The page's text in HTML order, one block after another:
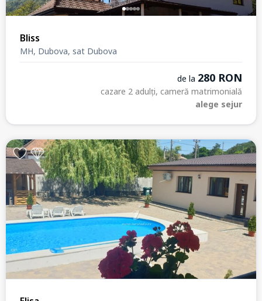
Bliss
MH, Dubova, sat Dubova
de la 280 RON
cazare 2 adulți, cameră matrimonială
alege sejur